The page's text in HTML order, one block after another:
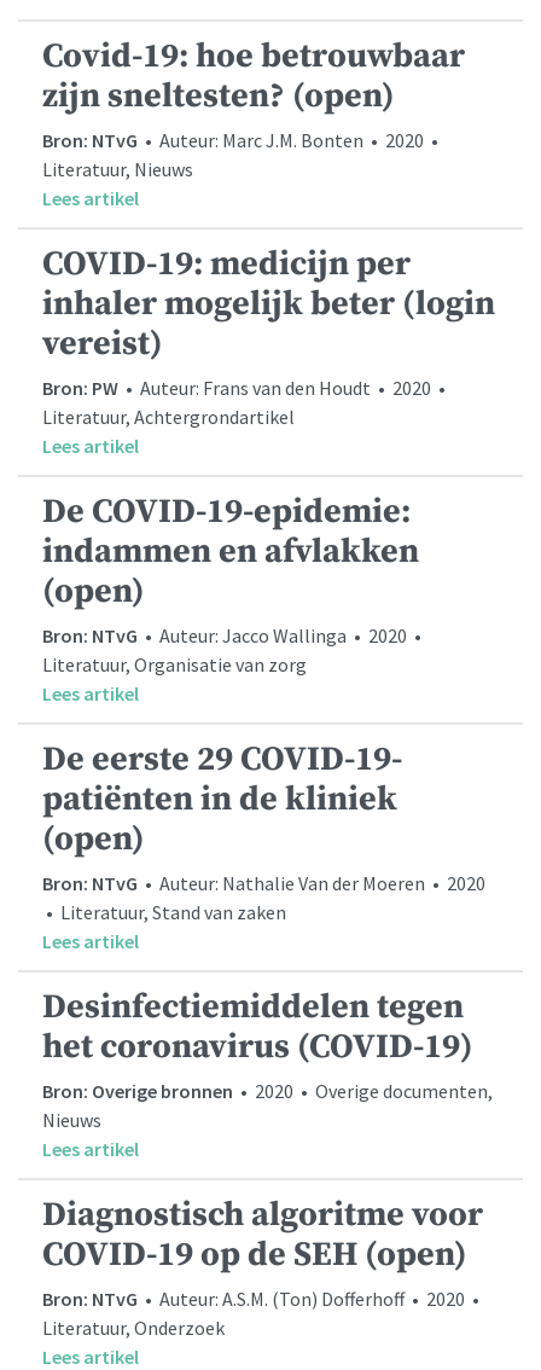
Covid-19: hoe betrouwbaar
zijn sneltesten? (open)
Bron: NTvG • Auteur: Marc J.M. Bonten • 2020 •
Literatuur, Nieuws
Lees artikel
COVID-19: medicijn per
inhaler mogelijk beter (login
vereist)
Bron: PW • Auteur: Frans van den Houdt • 2020 •
Literatuur, Achtergrondartikel
Lees artikel
De COVID-19-epidemie:
indammen en afvlakken
(open)
Bron: NTvG • Auteur: Jacco Wallinga • 2020 •
Literatuur, Organisatie van zorg
Lees artikel
De eerste 29 COVID-19-
patiënten in de kliniek
(open)
Bron: NTvG • Auteur: Nathalie Van der Moeren • 2020
• Literatuur, Stand van zaken
Lees artikel
Desinfectiemiddelen tegen
het coronavirus (COVID-19)
Bron: Overige bronnen • 2020 • Overige documenten,
Nieuws
Lees artikel
Diagnostisch algoritme voor
COVID-19 op de SEH (open)
Bron: NTvG • Auteur: A.S.M. (Ton) Dofferhoff • 2020 •
Literatuur, Onderzoek
Lees artikel